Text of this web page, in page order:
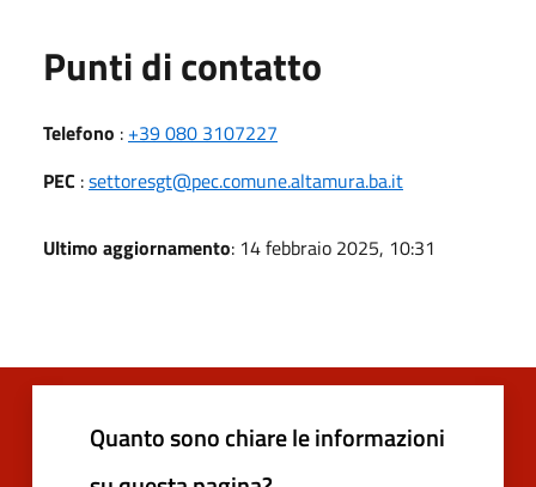
Punti di contatto
Telefono : +39 080 3107227
PEC :settoresgt@pec.comune.altamura.ba.it
Ultimo aggiornamento: 14 febbraio 2025, 10:31
Quanto sono chiare le informazioni